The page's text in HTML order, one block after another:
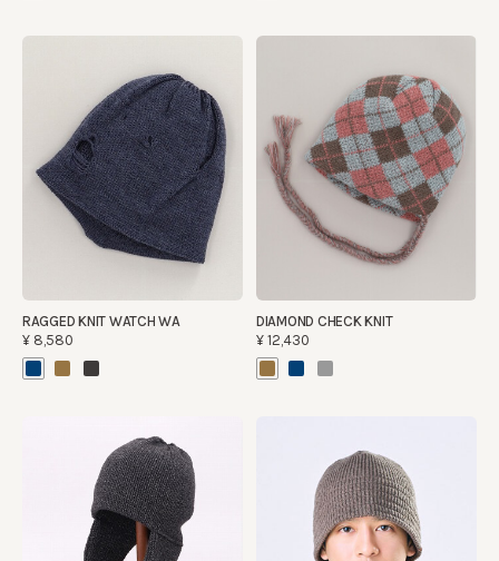
RAGGED KNIT WATCH WA
¥8,580
DIAMOND CHECK KNIT
¥12,430